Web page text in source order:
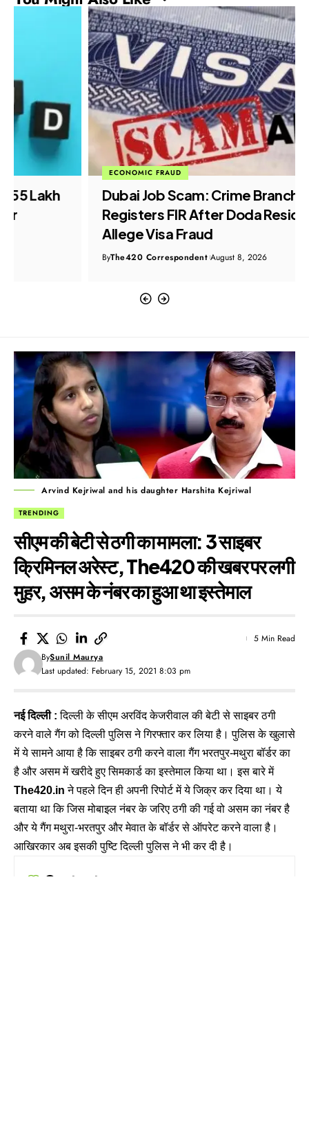
Dubai Job Scam: Crime Branch
Registers FIR After Doda Residents
Allege Visa Fraud
The420 Correspondent August 8, 2026
Arvind Kejriwal and his daughter Harshita Kejriwal
TRENDING
सीएम की बेटी से ठगी का मामला: 3 साइबर
क्रिमिनल अरेस्ट, The420 की खबर पर लगी
मुहर, असम के नंबर का हुआ था इस्तेमाल
Last updated: February 15, 2021 8:03 pm
BySunil Maurya
5 Min Read
नई दिल्ली : दिल्ली के सीएम अरविंद केजरीवाल की बेटी से साइबर ठगी
करने वाले गैंग को दिल्ली पुलिस ने गिरफ्तार कर लिया है। पुलिस के खुलासे
में ये सामने आया है कि साइबर ठगी करने वाला गैंग भरतपुर-मथुरा बॉर्डर का
है और असम में खरीदे हुए सिमकार्ड का इस्तेमाल किया था। इस बारे में
The420.in ने पहले दिन ही अपनी रिपोर्ट में ये जिक्र कर दिया था। ये
बताया था कि जिस मोबाइल नंबर के जरिए ठगी की गई वो असम का नंबर है
और ये गैंग मथुरा-भरतपुर और मेवात के बॉर्डर से ऑपरेट करने वाला है।
आखिरकार अब इसकी पुष्टि दिल्ली पुलिस ने भी कर दी है।
Contents